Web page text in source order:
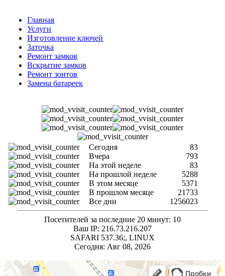
Главная
Услуги
Изготовление ключей
Заточка
Ремонт замков
Вскрытие замков
Ремонт зонтов
Замена батареек
Сегодня
83
Вчера
793
На этой неделе
83
На прошлой неделе
5288
В этом месяце
5371
В прошлом месяце
21733
Все дни
1256023
Посетителей за последние 20 минут: 10
Ваш IP: 216.73.216.207
SAFARI 537.36;, LINUX
Сегодня: Авг 08, 2026